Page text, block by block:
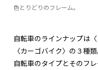
色とりどりのフレーム。
自転車のラインナップは
〈カーゴバイク〉の３種類
自転車のタイプとそのフ